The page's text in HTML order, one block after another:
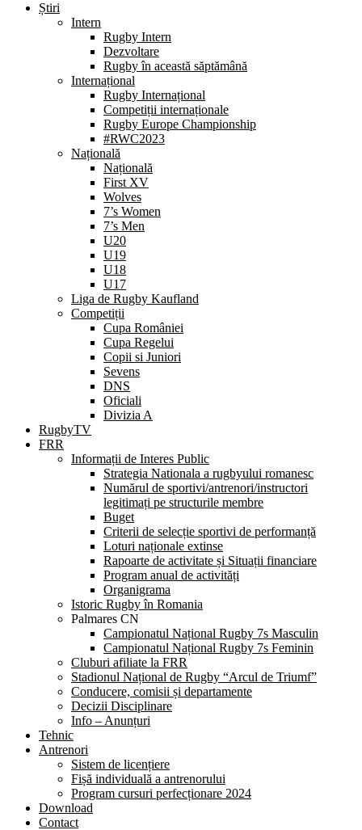
Știri
Intern
Rugby Intern
Dezvoltare
Rugby în această săptămână
Internațional
Rugby Internațional
Competiții internaționale
Rugby Europe Championship
#RWC2023
Națională
Națională
First XV
Wolves
7’s Women
7’s Men
U20
U19
U18
U17
Liga de Rugby Kaufland
Competiții
Cupa României
Cupa Regelui
Copii si Juniori
Sevens
DNS
Oficiali
Divizia A
RugbyTV
FRR
Informații de Interes Public
Strategia Nationala a rugbyului romanesc
Numărul de sportivi/antrenori/instructori
legitimați pe structurile membre
Buget
Criterii de selecție sportivi de performanță
Loturi naționale extinse
Rapoarte de activitate și Situații financiare
Program anual de activități
Organigrama
Istoric Rugby în Romania
Palmares CN
Campionatul Național Rugby 7s Masculin
Campionatul Național Rugby 7s Feminin
Cluburi afiliate la FRR
Stadionul Național de Rugby “Arcul de Triumf”
Conducere, comisii și departamente
Decizii Disciplinare
Info – Anunțuri
Tehnic
Antrenori
Sistem de licențiere
Fișă individuală a antrenorului
Program cursuri perfecționare 2024
Download
Contact